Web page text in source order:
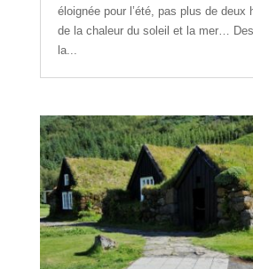
éloignée pour l’été, pas plus de deux
de la chaleur du soleil et la mer…
la...